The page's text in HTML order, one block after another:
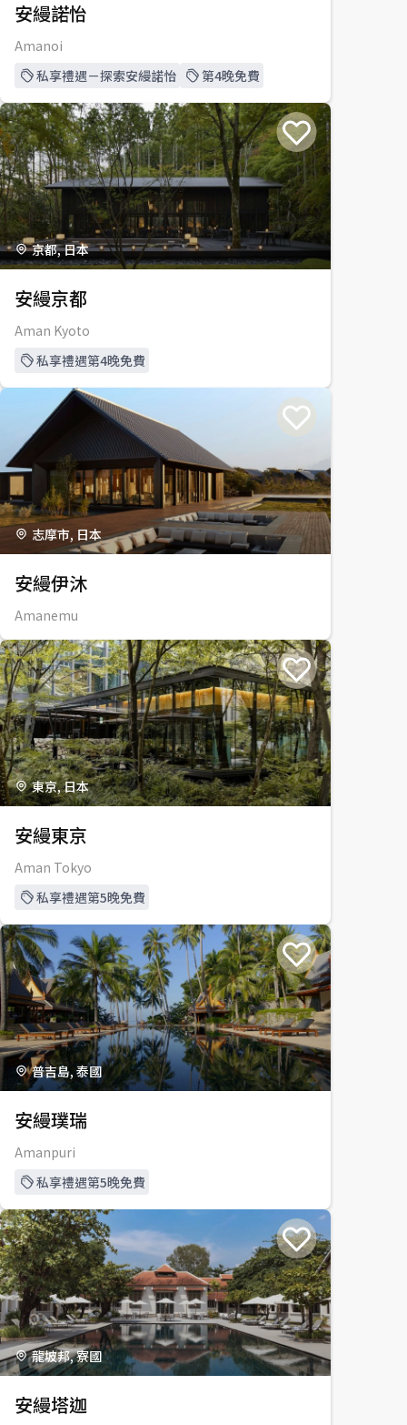
安縵諾怡
Amanoi
私享禮遇－探索安縵諾怡
第4晚免費
京都, 日本
安縵京都
Aman Kyoto
私享禮遇第4晚免費
志摩市, 日本
安縵伊沐
Amanemu
東京, 日本
安縵東京
Aman Tokyo
私享禮遇第5晚免費
普吉島, 泰國
安縵璞瑞
Amanpuri
私享禮遇第5晚免費
龍坡邦, 寮國
安縵塔迦